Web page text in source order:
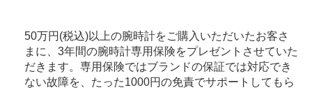
50万円(税込)以上の腕時計をご購入いただいたお客さ
まに、3年間の腕時計専用保険をプレゼントさせていた
だきます。専用保険ではブランドの保証では対応でき
ない故障を、たった1000円の免責でサポートしてもら